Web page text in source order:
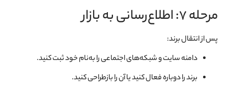
مرحله 7: اطلاع‌رسانی به بازار
پس از انتقال برند:
دامنه سایت و شبکه‌های اجتماعی را به‌نام خود ثبت کنید.
برند را دوباره فعال کنید یا آن را بازطراحی کنید.